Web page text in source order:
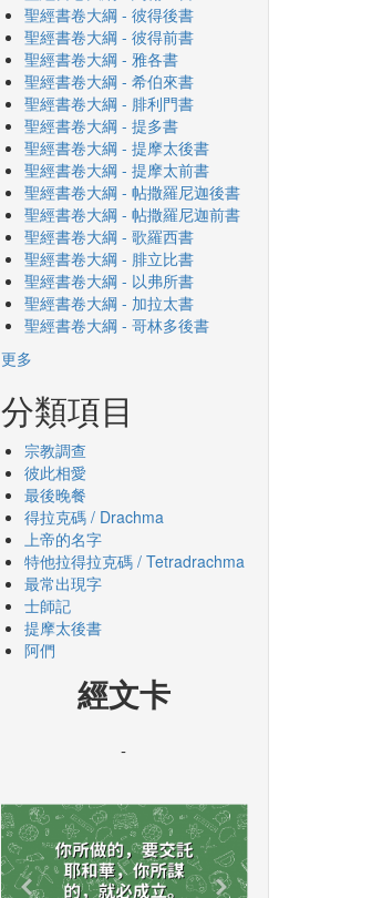
聖經書卷大綱 - 彼得後書
聖經書卷大綱 - 彼得前書
聖經書卷大綱 - 雅各書
聖經書卷大綱 - 希伯來書
聖經書卷大綱 - 腓利門書
聖經書卷大綱 - 提多書
聖經書卷大綱 - 提摩太後書
聖經書卷大綱 - 提摩太前書
聖經書卷大綱 - 帖撒羅尼迦後書
聖經書卷大綱 - 帖撒羅尼迦前書
聖經書卷大綱 - 歌羅西書
聖經書卷大綱 - 腓立比書
聖經書卷大綱 - 以弗所書
聖經書卷大綱 - 加拉太書
聖經書卷大綱 - 哥林多後書
更多
分類項目
宗教調查
彼此相愛
最後晚餐
得拉克碼 / Drachma
上帝的名字
特他拉得拉克碼 / Tetradrachma
最常出現字
士師記
提摩太後書
阿們
經文卡
-